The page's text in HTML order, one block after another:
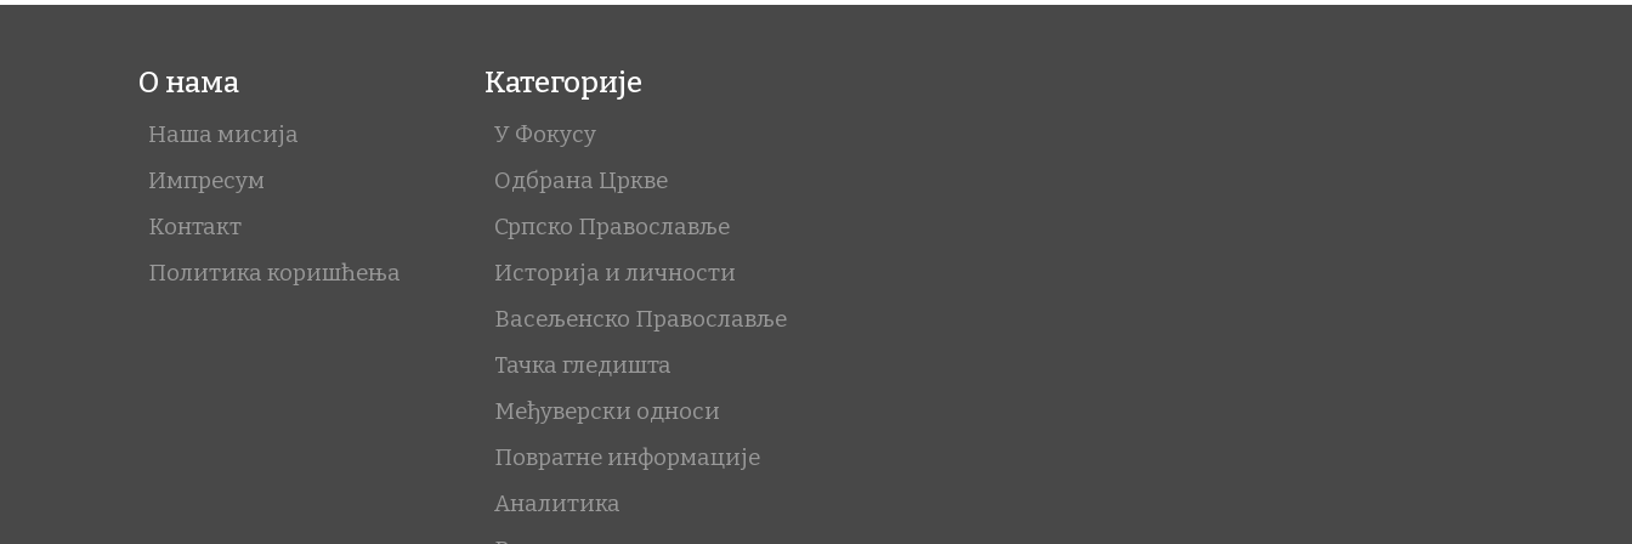
О нама
Наша мисија
Импресум
Контакт
Политика коришћења
Категорије
У Фокусу
Одбрана Цркве
Српско Православље
Историја и личности
Васељенско Православље
Тачка гледишта
Међуверски односи
Повратне информације
Аналитика